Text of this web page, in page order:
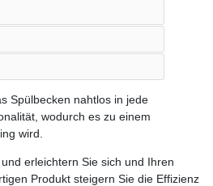
Spülbecken nahtlos in jede
wodurch es zu einem
wird.
erleichtern Sie sich und Ihren
Produkt steigern Sie die Effizienz